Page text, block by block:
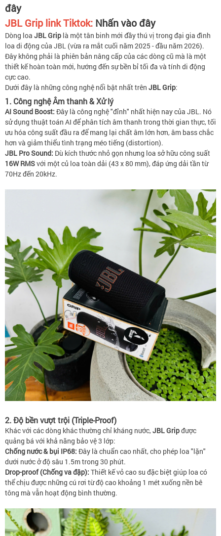
đây
JBL Grip link Tiktok: Nhấn vào đây
Dòng loa JBL Grip là một tân binh mới đầy thú vị trong đại gia đình
loa di động của JBL (vừa ra mắt cuối năm 2025 - đầu năm 2026).
Đây không phải là phiên bản nâng cấp của các dòng cũ mà là một
thiết kế hoàn toàn mới, hướng đến sự bền bỉ tối đa và tính di động
cực cao.
Dưới đây là những công nghệ nổi bật nhất trên JBL Grip:
1. Công nghệ Âm thanh & Xử lý
AI Sound Boost: Đây là công nghệ "đỉnh" nhất hiện nay của JBL. Nó
sử dụng thuật toán AI để phân tích âm thanh trong thời gian thực, tối
ưu hóa công suất đầu ra để mang lại chất âm lớn hơn, âm bass chắc
hơn và giảm thiểu tình trạng méo tiếng (distortion).
JBL Pro Sound: Dù kích thước nhỏ gọn nhưng loa sở hữu công suất
16W RMSvới một củ loa toàn dải (43 x 80 mm), đáp ứng dải tần từ
70Hz đến 20kHz.
2. Độ bền vượt trội (Triple-Proof)
Khác với các dòng khác thường chỉ kháng nước,JBL Gripđược
quảng bá với khả năng bảo vệ 3 lớp:
Chống nước & bụi IP68: Đây là chuẩn cao nhất, cho phép loa "lặn"
dưới nước ở độ sâu 1.5m trong 30 phút.
Drop-proof (Chống va đập): Thiết kế vỏ cao su đặc biệt giúp loa có
thể chịu được những cú rơi từ độ cao khoảng 1 mét xuống nền bê
tông mà vẫn hoạt động bình thường.